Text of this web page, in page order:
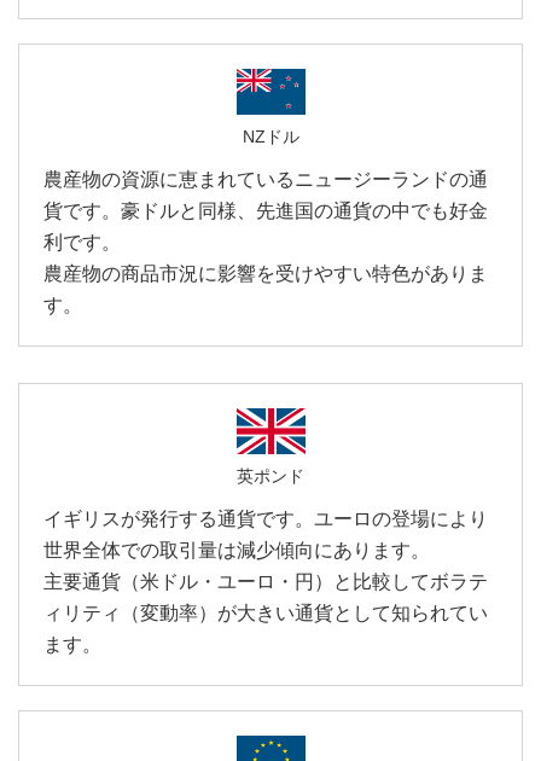
NZドル
農産物の資源に恵まれているニュージーランドの通
貨です。豪ドルと同様、先進国の通貨の中でも好金
利です。
農産物の商品市況に影響を受けやすい特色がありま
す。
英ポンド
イギリスが発行する通貨です。ユーロの登場により
世界全体での取引量は減少傾向にあります。
主要通貨（米ドル・ユーロ・円）と比較してボラテ
ィリティ（変動率）が大きい通貨として知られてい
ます。